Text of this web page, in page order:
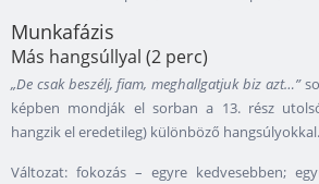
Munkafázis
Más hangsúllyal (2 perc)
„De csak beszélj, fiam, meghallgatjuk biz azt…”
képben mondják el sorban a 13. rész
hangzik el eredetileg) különböző hangsúlyokkal.
Változat: fokozás – egyre kedvesebben;